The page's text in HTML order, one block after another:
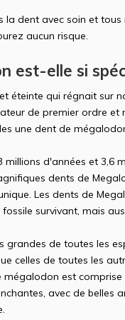
dent avec soin et tous
aucun risque.
est-elle si
éteinte qui régnait sur
de premier ordre et
une dent de
d'années et 3,6
dents de
Les dents de
survivant, mais
de toutes les
celles de toutes les
est comprise
avec de belles